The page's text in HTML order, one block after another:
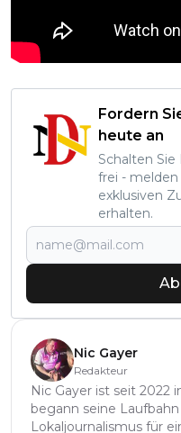
Fordern
heute an
Schalten
frei -
exklusiven
erhalten.
Nic Gayer
Redakteur
Nic Gayer ist seit 2022
begann seine
Lokaljournalismus für